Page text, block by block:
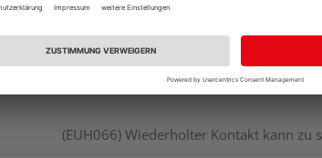
(EUH066) Wiederholter Kontakt kann